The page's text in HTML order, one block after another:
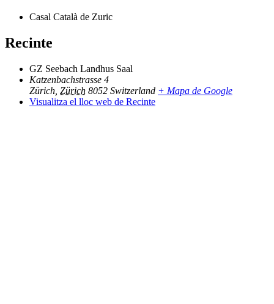
Casal Català de Zuric
Recinte
GZ Seebach Landhus Saal
Katzenbachstrasse 4
Zürich Zürich 8052 Switzerland + Mapa de Google
Visualitza el lloc web de Recinte